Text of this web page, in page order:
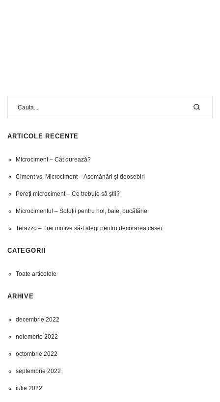
ARTICOLE RECENTE
Microciment – Cât durează?
Ciment vs. Microciment – Asemănări și deosebiri
Pereți microciment – Ce trebuie să știi?
Microcimentul – Soluții pentru hol, baie, bucătărie
Terazzo – Trei motive să-l alegi pentru decorarea casei
CATEGORII
Toate articolele
ARHIVE
decembrie 2022
noiembrie 2022
octombrie 2022
septembrie 2022
iulie 2022